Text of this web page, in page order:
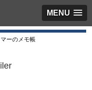
MENU
ーのメモ帳